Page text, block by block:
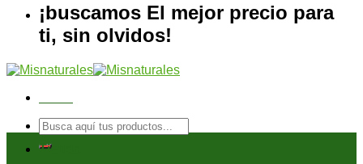
¡buscamos El mejor precio para
ti, sin olvidos!
Buscar
por:
Tienda